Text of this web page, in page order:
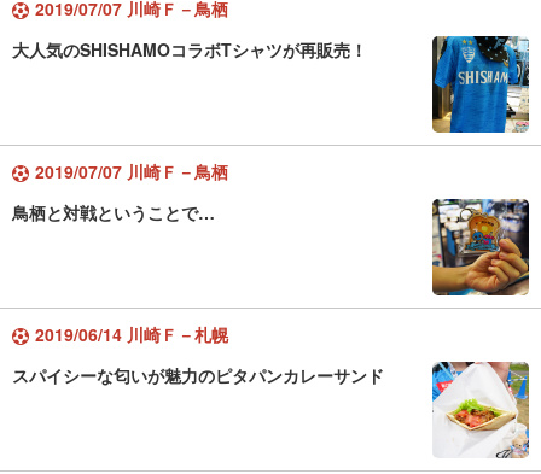
2019/07/07 川崎Ｆ－鳥栖
大人気のSHISHAMOコラボTシャツが再販売！
2019/07/07 川崎Ｆ－鳥栖
鳥栖と対戦ということで…
2019/06/14 川崎Ｆ－札幌
スパイシーな匂いが魅力のピタパンカレーサンド